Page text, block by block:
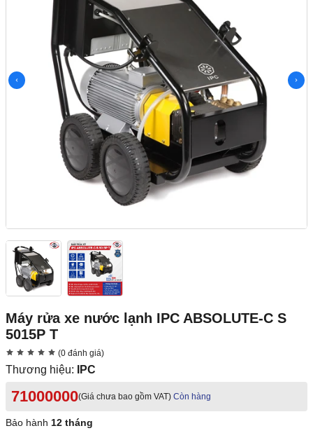
Máy rửa xe nước lạnh IPC ABSOLUTE-C S
5015P T
(0 đánh giá)
Thương hiệu: IPC
71000000(Giá chưa bao gồm VAT) Còn hàng
Bảo hành 12 tháng